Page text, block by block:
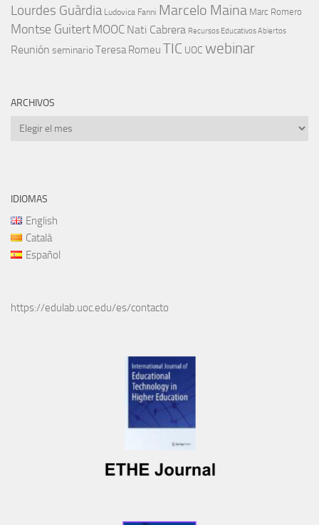
Lourdes Guàrdia Ludovica Fanni Marcelo Maina Marc Romero
Montse Guitert MOOC Nati Cabrera Recursos Educativos Abiertos
Reunión seminarioTeresa Romeu TIC UOC webinar
ARCHIVOS
Archivos
IDIOMAS
English
Català
Español
https://edulab.uoc.edu/es/contacto